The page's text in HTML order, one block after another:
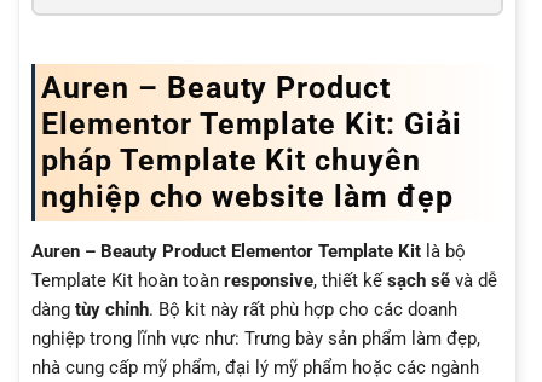
Auren – Beauty Product
Elementor Template Kit: Giải
pháp Template Kit chuyên
nghiệp cho website làm đẹp
Auren – Beauty Product Elementor Template Kit là bộ
Template Kit hoàn toàn responsive, thiết kếsạch sẽ và dễ
dàng tùy chỉnh. Bộ kit này rất phù hợp cho các doanh
nghiệp trong lĩnh vực như: Trưng bày sản phẩm làm đẹp,
nhà cung cấp mỹ phẩm, đại lý mỹ phẩm hoặc các ngành